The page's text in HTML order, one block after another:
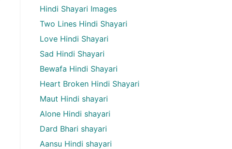
Hindi Shayari Images
Two Lines Hindi Shayari
Love Hindi Shayari
Sad Hindi Shayari
Bewafa Hindi Shayari
Heart Broken Hindi Shayari
Maut Hindi shayari
Alone Hindi shayari
Dard Bhari shayari
Aansu Hindi shayari